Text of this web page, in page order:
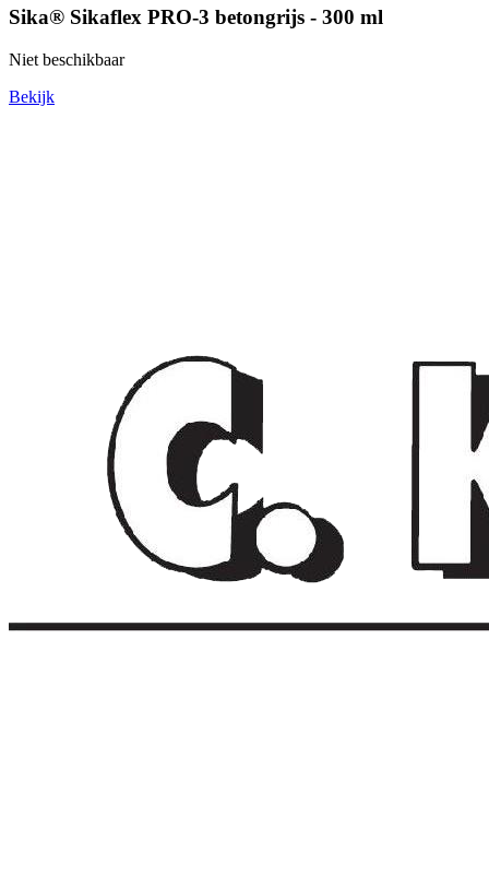
Sika® Sikaflex PRO-3 betongrijs - 300 ml
Niet beschikbaar
Bekijk